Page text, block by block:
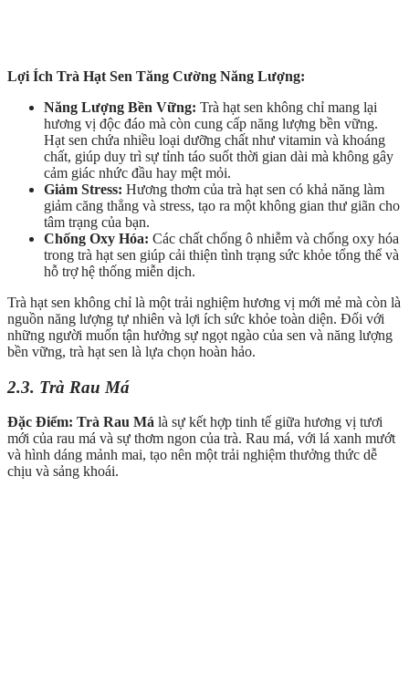
Lợi Ích Trà Hạt Sen Tăng Cường Năng Lượng:
Năng Lượng Bền Vững: Trà hạt sen không chỉ mang lại
hương vị độc đáo mà còn cung cấp năng lượng bền vững.
Hạt sen chứa nhiều loại dưỡng chất như vitamin và khoáng
chất, giúp duy trì sự tỉnh táo suốt thời gian dài mà không gây
cảm giác nhức đầu hay mệt mỏi.
Giảm Stress: Hương thơm của trà hạt sen có khả năng làm
giảm căng thẳng và stress, tạo ra một không gian thư giãn cho
tâm trạng của bạn.
Chống Oxy Hóa: Các chất chống ô nhiễm và chống oxy hóa
trong trà hạt sen giúp cải thiện tình trạng sức khỏe tổng thể và
hỗ trợ hệ thống miễn dịch.
Trà hạt sen không chỉ là một trải nghiệm hương vị mới mẻ mà còn là
nguồn năng lượng tự nhiên và lợi ích sức khỏe toàn diện. Đối với
những người muốn tận hưởng sự ngọt ngào của sen và năng lượng
bền vững, trà hạt sen là lựa chọn hoàn hảo.
2.3. Trà Rau Má
Đặc Điểm: Trà Rau Má là sự kết hợp tinh tế giữa hương vị tươi
mới của rau má và sự thơm ngon của trà. Rau má, với lá xanh mướt
và hình dáng mảnh mai, tạo nên một trải nghiệm thưởng thức dễ
chịu và sảng khoái.